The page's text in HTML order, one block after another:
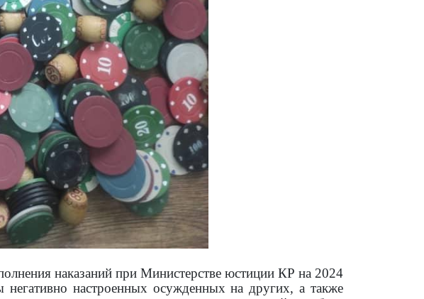
наказаний при Министерстве юстиции КР на 2024
настроенных осужденных на других, а также